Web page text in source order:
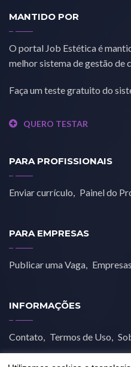
MANTIDO POR
O portal Job Estética é
melhor sistema de gestão de
Faça um teste gratuito do
QUERO TESTAR
PARA PROFISSIONAIS
Enviar currículo Painel do
PARA EMPRESAS
Publicar uma Vaga Empresas
INFORMAÇÕES
Contato Termos de Uso